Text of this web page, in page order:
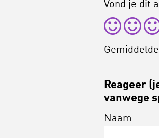
Vond je dit
Gemiddelde
Reageer
vanwege
Naam